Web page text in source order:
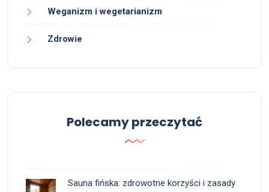
Weganizm i wegetarianizm
Zdrowie
Polecamy przeczytać
Sauna fińska: zdrowotne korzyści i zasady